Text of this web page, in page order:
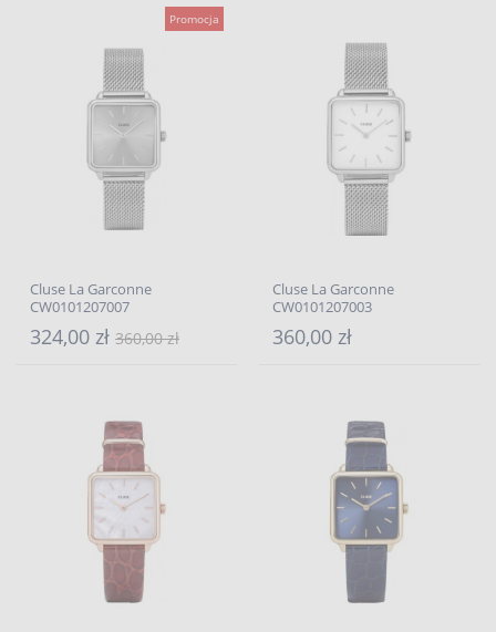
Promocja
Cluse La Garconne
CW0101207007
324,00 zł 360,00 zł
Cluse La Garconne
CW0101207003
360,00 zł